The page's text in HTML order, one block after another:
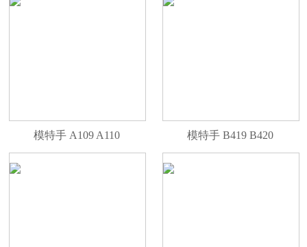
模特手 A109 A110 模特手 B419 B420